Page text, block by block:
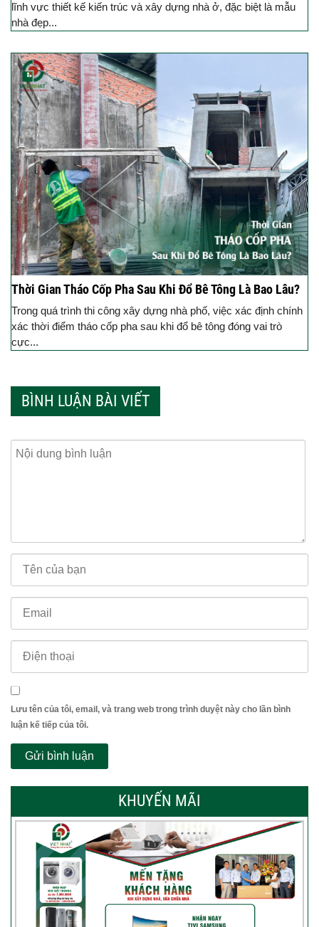
lĩnh vực thiết kế kiến trúc và xây dựng nhà ở, đặc biệt là mẫu
nhà đẹp...
Thời Gian Tháo Cốp Pha Sau Khi Đổ Bê Tông Là Bao Lâu?
Trong quá trình thi công xây dựng nhà phố, việc xác định chính
xác thời điểm tháo cốp pha sau khi đổ bê tông đóng vai trò
cực...
BÌNH LUẬN BÀI VIẾT
Lưu tên của tôi, email, và trang web trong trình duyệt này cho lần bình
luận kế tiếp của tôi.
KHUYẾN MÃI